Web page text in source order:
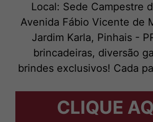
Local: Sede Campestre
Avenida Fábio Vicente de
Jardim Karla, Pinhais -
brincadeiras, diversão
brindes exclusivos! Cada
CLIQUE